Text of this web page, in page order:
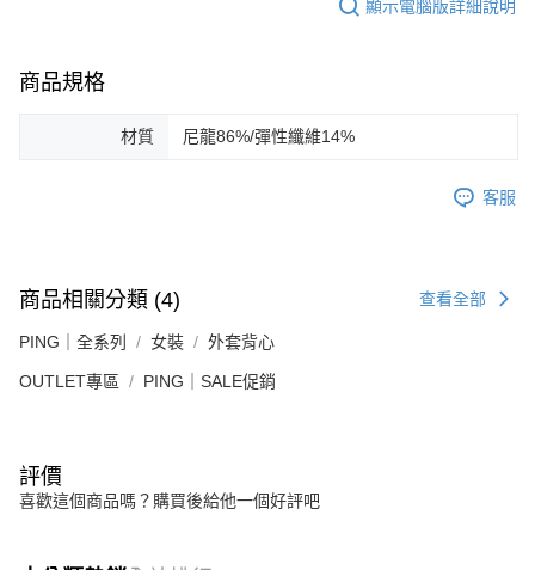
顯示電腦版詳細說明
商品規格
材質 尼龍86%/彈性纖維14%
客服
商品相關分類 (4) 查看全部
PING｜全系列 女裝 外套背心
OUTLET專區 PING｜SALE促銷
評價
喜歡這個商品嗎？購買後給他一個好評吧